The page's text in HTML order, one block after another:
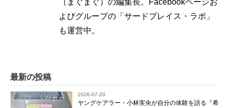
（まぐまぐ）の編集長。Facebookページお
よびグループの「サードプレイス・ラボ」
も運営中。
最新の投稿
2026-07-20
ヤングケアラー・小林実央が自分の体験を語る『希